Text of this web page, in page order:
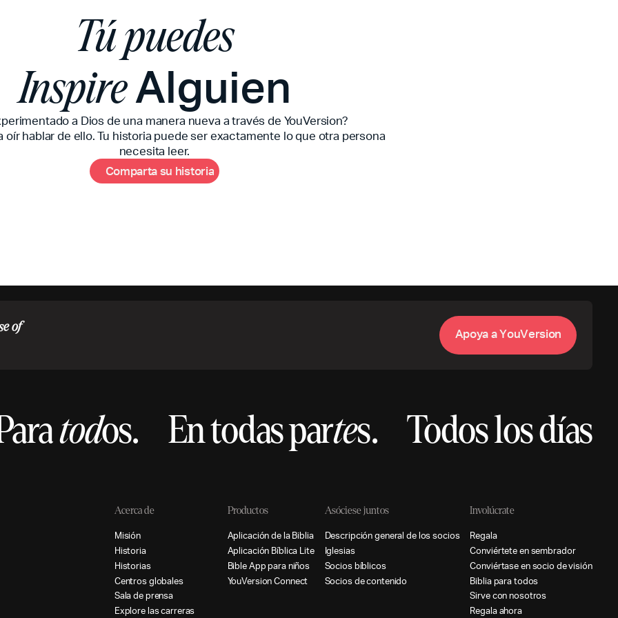
Tú puedes
InspireAlguien
a Dios de una manera nueva a través de YouVersion?
oír hablar de ello. Tu historia puede ser exactamente lo que otra persona
necesita leer.
Compartasu historia
of
ApoyaaYouVersion
todos. En todas partes. Todos los días
Acerca de
Misión
Historia
Historias
Centrosglobales
Saladeprensa
Explorelascarreras
Productos
Aplicacióndela Biblia
Aplicación Bíblica Lite
BibleAppparaniños
YouVersionConnect
Asóciese juntos
Descripcióngeneral delossocios
Iglesias
Sociosbíblicos
Sociosdecontenido
Involúcrate
Regala
Conviérteteensembrador
Conviértaseensociodevisión
Bibliaparatodos
Sirveconnosotros
Regalaahora